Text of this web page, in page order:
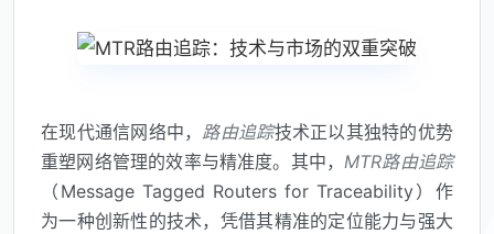
在现代通信网络中，路由追踪技术正以其独特的优势
重塑网络管理的效率与精准度。其中，MTR路由追踪
（Message Tagged Routers for Traceability）作
为一种创新性的技术，凭借其精准的定位能力与强大